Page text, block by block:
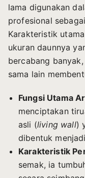
lama digunakan
profesional
Karakteristik
ukuran daunnya
bercabang
sama lain
Fungsi Utama
menciptakan
asli (living wall)
dibentuk
Karakteristik
semak, ia